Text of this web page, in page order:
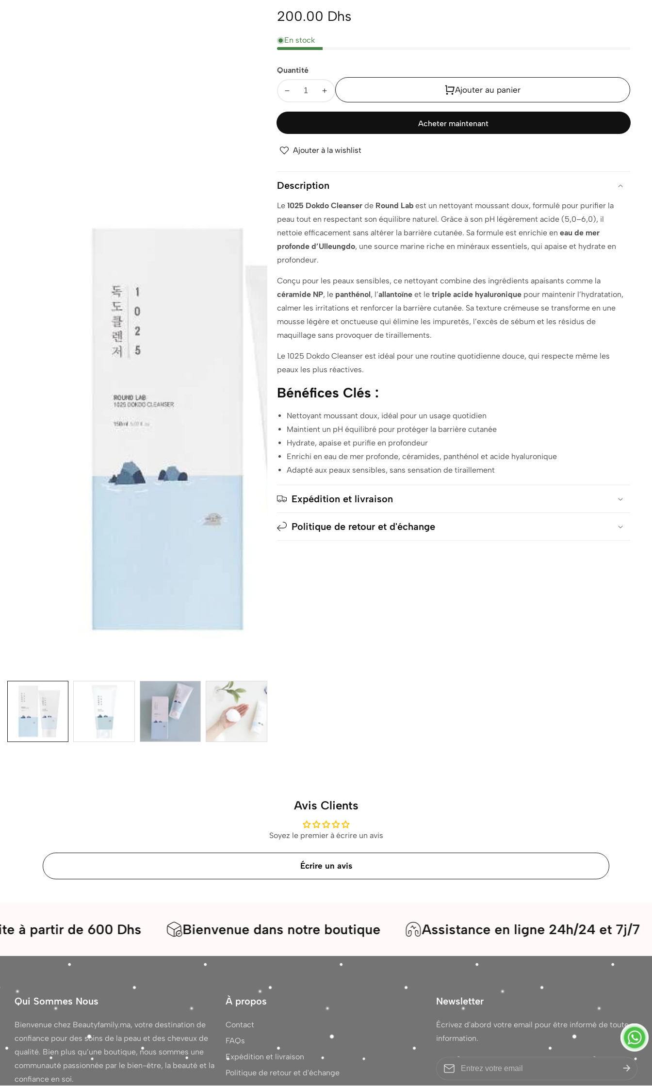
média
Prix
normal
200.00 Dhs
En stock
Quantité
Diminuer
LAB
CLEANSER
Augmenter
LAB
CLEANSER
Ajouter au panier
Acheter maintenant
Ajouter à la wishlist
Description
Le 1025 Dokdo Cleanserde Round Labest un nettoyant moussant doux, formulé pour purifier la
peau tout en respectant son équilibre naturel. Grâce à son pH légèrement acide (5,0–6,0), il
nettoie efficacement sans altérer la barrière cutanée. Sa formule est enrichie en eau de mer
profonde d’Ulleungdo, une source marine riche en minéraux essentiels, qui apaise et hydrate en
profondeur.
Conçu pour les peaux sensibles, ce nettoyant combine des ingrédients apaisants comme la
céramide NP, le panthénol, l’allantoïneet le triple acide hyaluroniquepour maintenir l’hydratation,
calmer les irritations et renforcer la barrière cutanée. Sa texture crémeuse se transforme en une
mousse légère et onctueuse qui élimine les impuretés, l’excès de sébum et les résidus de
maquillage sans provoquer de tiraillements.
Le 1025 Dokdo Cleanser est idéal pour une routine quotidienne douce, qui respecte même les
peaux les plus réactives.
Bénéfices Clés :
Nettoyant moussant doux, idéal pour un usage quotidien
Maintient un pH équilibré pour protéger la barrière cutanée
Hydrate, apaise et purifie en profondeur
Enrichi en eau de mer profonde, céramides, panthénol et acide hyaluronique
Adapté aux peaux sensibles, sans sensation de tiraillement
Expédition et livraison
Politique de retour et d'échange
Avis Clients
Soyez le premier à écrire un avis
Écrire un avis
de 600 Dhs Bienvenue dans notre boutique Assistance en ligne 24h/24 et 7j/7
Qui Sommes Nous
Bienvenue chez Beautyfamily.ma, votre destination de
confiance pour des soins de la peau et des cheveux de
qualité. Bien plus qu’une boutique, nous sommes une
communauté passionnée par le bien-être, la beauté et la
confiance en soi.
À propos
Contact
FAQs
Expédition et livraison
Politique de retour et d'échange
Newsletter
Écrivez d'abord votre email pour être informé de toute
information.